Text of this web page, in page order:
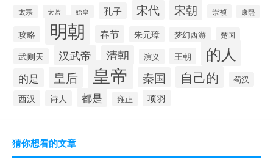
太宗 太监 始皇 孔子 宋代 宋朝 崇祯 康熙
攻略 明朝 春节 朱元璋 梦幻西游 楚国
武则天 汉武帝 清朝 演义 王朝 的人
的是 皇后 皇帝 秦国 自己的 蜀汉
西汉 诗人 都是 雍正 项羽
猜你想看的文章